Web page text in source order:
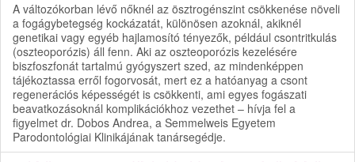
A változókorban lévő nőknél az ösztrogénszint csökkenése növeli
a fogágybetegség kockázatát, különösen azoknál, akiknél
genetikai vagy egyéb hajlamosító tényezők, például csontritkulás
(oszteoporózis) áll fenn. Aki az oszteoporózis kezelésére
biszfoszfonát tartalmú gyógyszert szed, az mindenképpen
tájékoztassa erről fogorvosát, mert ez a hatóanyag a csont
regenerációs képességét is csökkenti, ami egyes fogászati
beavatkozásoknál komplikációkhoz vezethet – hívja fel a
figyelmet dr. Dobos Andrea, a Semmelweis Egyetem
Parodontológiai Klinikájának tanársegédje.